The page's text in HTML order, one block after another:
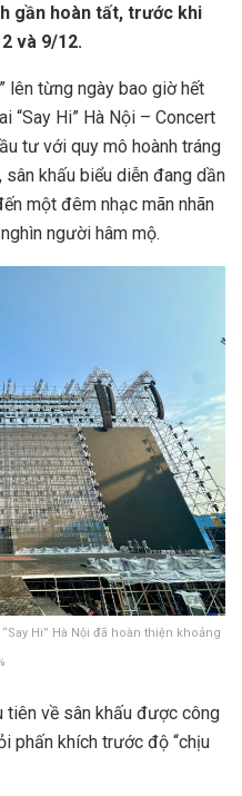
gần hoàn tất, trước khi
và 9/12.
lên từng ngày bao giờ hết
“Say Hi” Hà Nội – Concert
tư với quy mô hoành tráng
khấu biểu diễn đang dần
một đêm nhạc mãn nhãn
người hâm mộ.
Hi” Hà Nội đã hoàn thiện khoảng
tiên về sân khấu được công
phấn khích trước độ “chịu